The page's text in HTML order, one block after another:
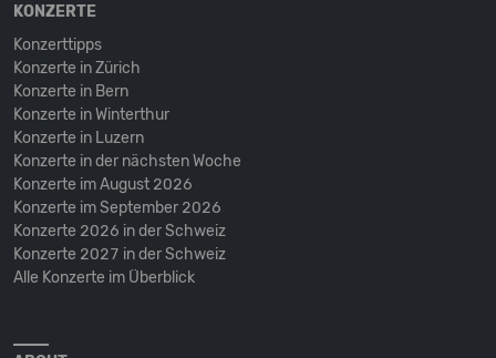
KONZERTE
Konzerttipps
Konzerte in Zürich
Konzerte in Bern
Konzerte in Winterthur
Konzerte in Luzern
Konzerte in der nächsten Woche
Konzerte im August 2026
Konzerte im September 2026
Konzerte 2026 in der Schweiz
Konzerte 2027 in der Schweiz
Alle Konzerte im Überblick